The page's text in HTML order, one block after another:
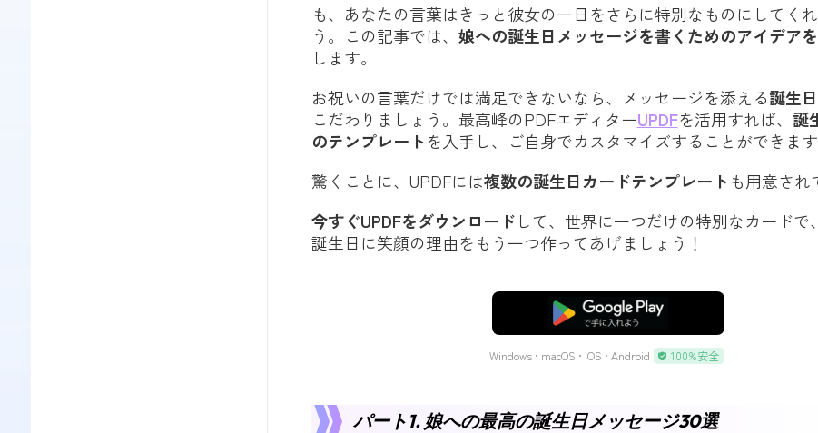
も、あなたの言葉はきっと彼女の一日をさらに特別なものにしてく
う。この記事では、 娘への誕生日メッセージを書くためのアイデア
します。
お祝いの言葉だけでは満足できないなら、メッセージを添える誕生
こだわりましょう。最高峰のPDFエディターUPDFを活用すれば、 誕
のテンプレートを入手し、ご自身でカスタマイズすることができます
驚くことに、UPDFには複数の誕生日カードテンプレートも用意され
今すぐUPDFをダウンロード して、世界に一つだけの特別なカードで
誕生日に笑顔の理由をもう一つ作ってあげましょう！
無料ダウンロード
Windows • macOS • iOS • Android 100%安全
パート1. 娘への最高の誕生日メッセージ30選